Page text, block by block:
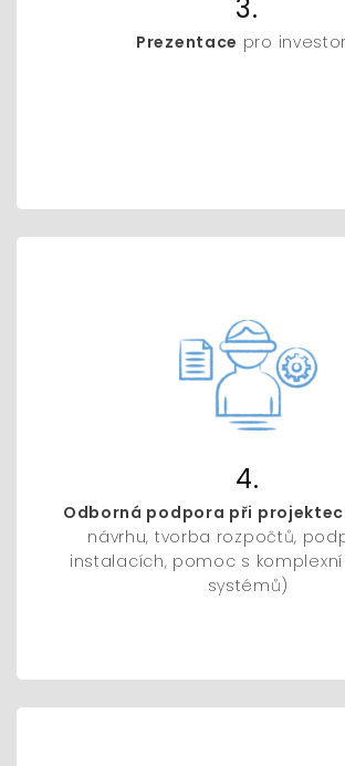
3.
Prezentace pro
4.
Odborná podpora při
návrhu, tvorba rozpočtů,
instalacích, pomoc s
systémů)